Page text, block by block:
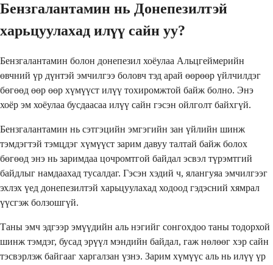
Бензгалантамин нь Донепезилтэй
харьцуулахад илүү сайн уу?
Бензгалантамин болон донепезил хоёулаа Альцгеймерийн
өвчний үр дүнтэй эмчилгээ боловч тэд арай өөрөөр үйлчилдэг
бөгөөд өөр өөр хүмүүст илүү тохиромжтой байж болно. Энэ
хоёр эм хоёулаа бусдаасаа илүү сайн гэсэн ойлголт байхгүй.
Бензгалантамин нь сэтгэцийн эмгэгийн зан үйлийн шинж
тэмдэгтэй тэмцдэг хүмүүст зарим давуу талтай байж болох
бөгөөд энэ нь заримдаа цочромтгой байдал эсвэл түрэмтгий
байдлыг намдаахад тусалдаг. Гэсэн хэдий ч, ялангуяа эмчилгээг
эхлэх үед донепезилтэй харьцуулахад ходоод гэдэсний хямрал
үүсгэж болзошгүй.
Таны эмч эдгээр эмүүдийн аль нэгийг сонгохдоо таны тодорхой
шинж тэмдэг, бусад эрүүл мэндийн байдал, гаж нөлөөг хэр сайн
тэсвэрлэж байгааг харгалзан үзнэ. Зарим хүмүүс аль нь илүү үр